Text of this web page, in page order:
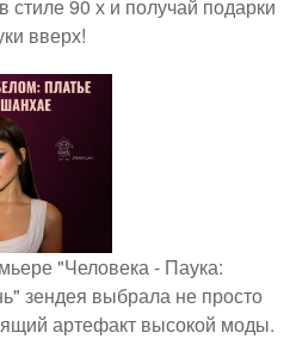
стиле 90 х и получай подарки
вверх!
"Человека - Паука:
зендея выбрала не просто
артефакт высокой моды.